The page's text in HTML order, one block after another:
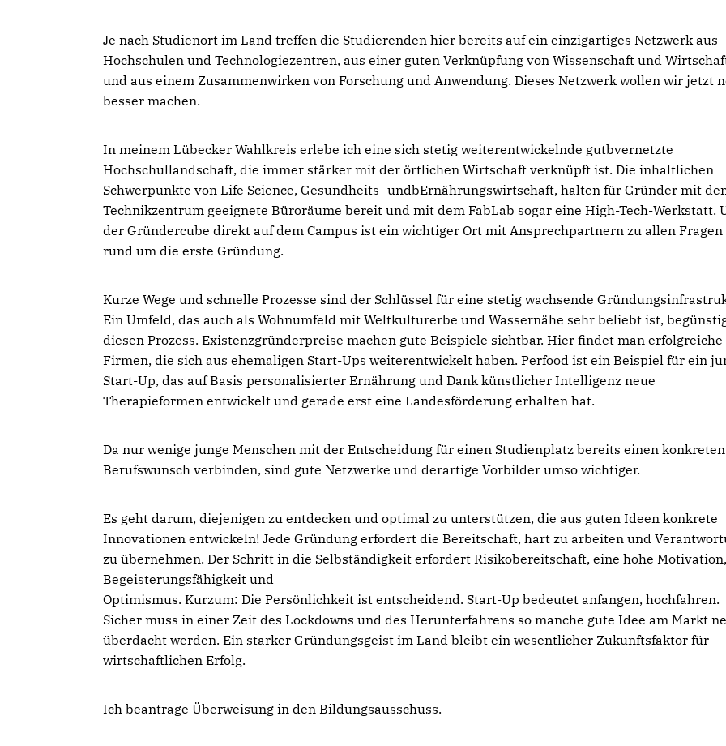
Je nach Studienort im Land treffen die Studierenden hier bereits auf ein einzigartiges Netzwerk aus
Hochschulen und Technologiezentren, aus einer guten Verknüpfung von Wissenschaft und
und aus einem Zusammenwirken von Forschung und Anwendung. Dieses Netzwerk wollen wir jetzt
besser machen.
In meinem Lübecker Wahlkreis erlebe ich eine sich stetig weiterentwickelnde gutbvernetzte
Hochschullandschaft, die immer stärker mit der örtlichen Wirtschaft verknüpft ist. Die inhaltlichen
Schwerpunkte von Life Science, Gesundheits- undbErnährungswirtschaft, halten für Gründer mit
Technikzentrum geeignete Büroräume bereit und mit dem FabLab sogar eine High-Tech-Werkstatt.
der Gründercube direkt auf dem Campus ist ein wichtiger Ort mit Ansprechpartnern zu allen Fragen
rund um die erste Gründung.
Kurze Wege und schnelle Prozesse sind der Schlüssel für eine stetig wachsende
Ein Umfeld, das auch als Wohnumfeld mit Weltkulturerbe und Wassernähe sehr beliebt ist,
diesen Prozess. Existenzgründerpreise machen gute Beispiele sichtbar. Hier findet man erfolgreiche
Firmen, die sich aus ehemaligen Start-Ups weiterentwickelt haben. Perfood ist ein Beispiel für ein
Start-Up, das auf Basis personalisierter Ernährung und Dank künstlicher Intelligenz neue
Therapieformen entwickelt und gerade erst eine Landesförderung erhalten hat.
Da nur wenige junge Menschen mit der Entscheidung für einen Studienplatz bereits einen konkreten
Berufswunsch verbinden, sind gute Netzwerke und derartige Vorbilder umso wichtiger.
Es geht darum, diejenigen zu entdecken und optimal zu unterstützen, die aus guten Ideen konkrete
Innovationen entwickeln! Jede Gründung erfordert die Bereitschaft, hart zu arbeiten und
zu übernehmen. Der Schritt in die Selbständigkeit erfordert Risikobereitschaft, eine hohe Motivation,
Begeisterungsfähigkeit und
Optimismus. Kurzum: Die Persönlichkeit ist entscheidend. Start-Up bedeutet anfangen, hochfahren.
Sicher muss in einer Zeit des Lockdowns und des Herunterfahrens so manche gute Idee am Markt
überdacht werden. Ein starker Gründungsgeist im Land bleibt ein wesentlicher Zukunftsfaktor für
wirtschaftlichen Erfolg.
Ich beantrage Überweisung in den Bildungsausschuss.